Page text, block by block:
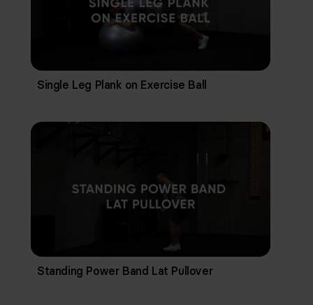
Single Leg Plank on Exercise Ball
Standing Power Band Lat Pullover